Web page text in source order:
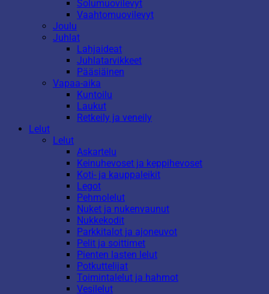
Solumuovilevyt
Vaahtomuovilevyt
Joulu
Juhlat
Lahjaideat
Juhlatarvikkeet
Pääsiäinen
Vapaa-aika
Kuntoilu
Laukut
Retkeily ja veneily
Lelut
Lelut
Askartelu
Keinuhevoset ja keppihevoset
Koti- ja kauppaleikit
Legot
Pehmolelut
Nuket ja nukenvaunut
Nukkekodit
Parkkitalot ja ajoneuvot
Pelit ja soittimet
Pienten lasten lelut
Potkuttelijat
Toimintalelut ja hahmot
Vesilelut